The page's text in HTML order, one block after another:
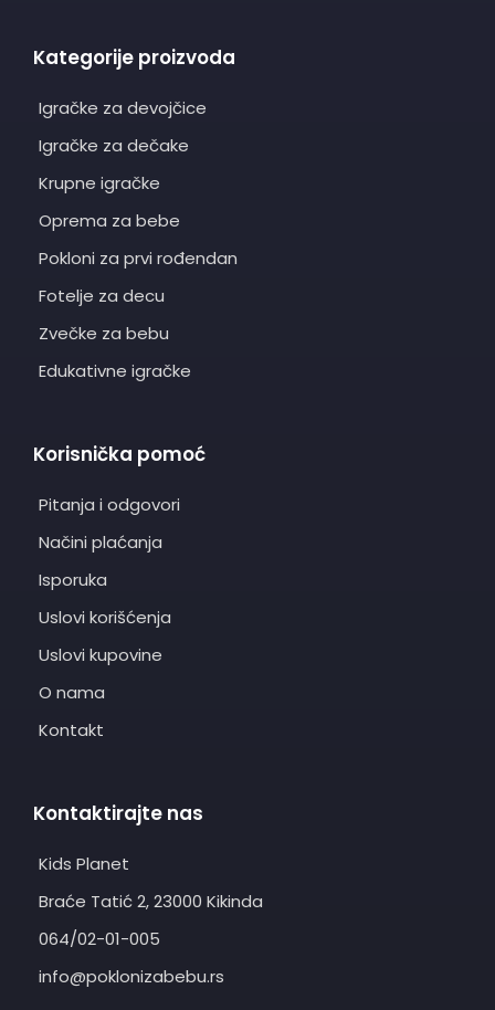
Kategorije proizvoda
Igračke za devojčice
Igračke za dečake
Krupne igračke
Oprema za bebe
Pokloni za prvi rođendan
Fotelje za decu
Zvečke za bebu
Edukativne igračke
Korisnička pomoć
Pitanja i odgovori
Načini plaćanja
Isporuka
Uslovi korišćenja
Uslovi kupovine
O nama
Kontakt
Kontaktirajte nas
Kids Planet
Braće Tatić 2, 23000 Kikinda
064/02-01-005
info@poklonizabebu.rs